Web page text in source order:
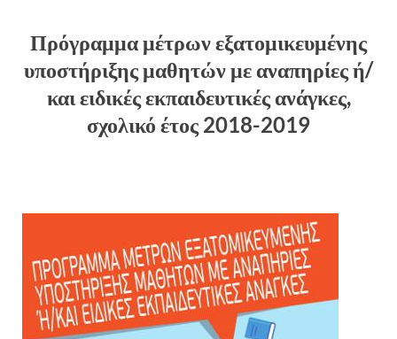
Πρόγραμμα μέτρων εξατομικευμένης
υποστήριξης μαθητών με αναπηρίες ή/
και ειδικές εκπαιδευτικές ανάγκες,
σχολικό έτος 2018-2019